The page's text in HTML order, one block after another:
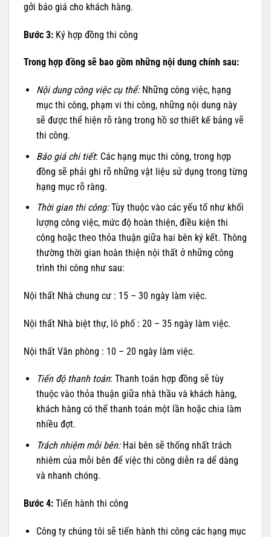
gởi báo giá cho khách hàng.
Bước 3: Ký hợp đồng thi công
Trong hợp đồng sẽ bao gồm những nội dung chính sau:
Nội dung công việc cụ thể: Những công việc, hạng
mục thi công, phạm vi thi công, những nội dung này
sẽ được thể hiện rõ ràng trong hồ sơ thiết kế bảng vẽ
thi công.
Báo giá chi tiết: Các hạng mục thi công, trong hợp
đồng sẽ phải ghi rõ những vật liệu sử dụng trong từng
hạng mục rõ ràng.
Thời gian thi công:Tùy thuộc vào các yếu tố như khối
lượng công việc, mức độ hoàn thiện, điều kiện thi
công hoặc theo thỏa thuận giữa hai bên ký kết. Thông
thường thời gian hoàn thiện nội thất ở những công
trình thi công như sau:
Nội thất Nhà chung cư : 15 – 30 ngày làm việc.
Nội thất Nhà biệt thự, lô phố : 20 – 35 ngày làm việc.
Nội thất Văn phòng : 10 – 20 ngày làm việc.
Tiến độ thanh toán: Thanh toán hợp đồng sẽ tùy
thuộc vào thỏa thuận giữa nhà thầu và khách hàng,
khách hàng có thể thanh toán một lần hoặc chia làm
nhiều đợt.
Trách nhiệm mỗi bên:Hai bên sẽ thống nhất trách
nhiêm của mỗi bên để việc thi công diễn ra dể dàng
và nhanh chóng.
Bước 4: Tiến hành thi công
Công ty chúng tôi sẽ tiến hành thi công các hạng mục